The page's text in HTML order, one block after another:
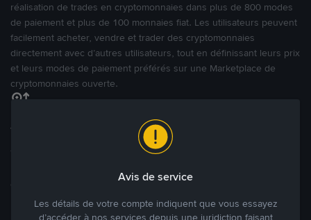
réalisation de trades en cryptomonnaies dans plus de 800 modes
de paiement et plus de 100 monnaies fiat. Les utilisateurs peuvent
facilement acheter, vendre et trader des cryptomonnaies
directement avec d’autres utilisateurs, tout en définissant leurs prix
et leurs modes de paiement préférés sur une Marketplace de
cryptomonnaies ouverte.
Tradez à des prix avantageux pour vous
Tradez des cryptos en étant libres d’acheter et de vendre à votre
des annonces commerciales pour fixer vos propres prix.
Blog P2P Voir plus
Avis de service
Les détails de votre compte indiquent que vous essayez
d’accéder à nos services depuis une juridiction faisant